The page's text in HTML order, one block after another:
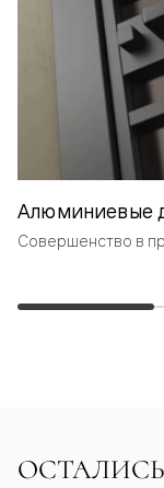
Алюминиевые
Совершенство в